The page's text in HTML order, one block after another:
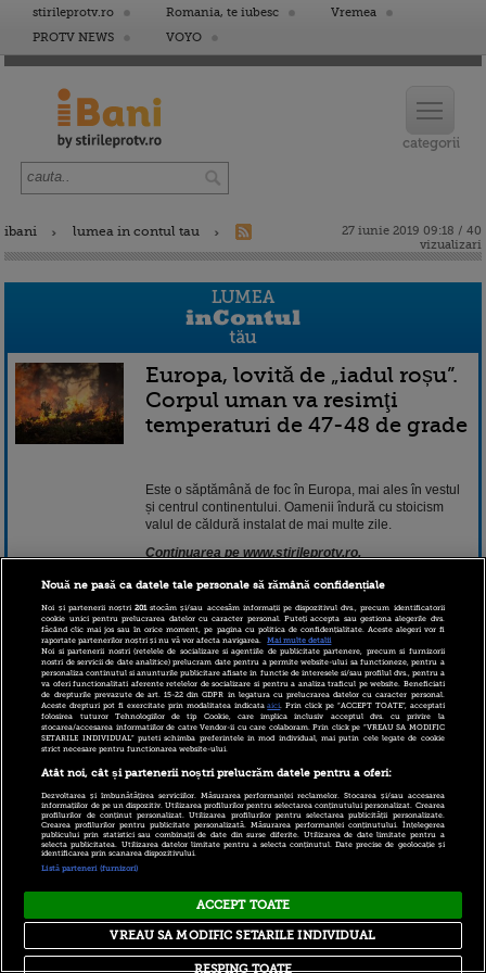
stirileprotv.ro Romania, te iubesc
Vremea
PROTV NEWS
VOYO
ibani lumea in contul tau
27 iunie 2019 09:18 / 40
vizualizari
Europa, lovită de „iadul roșu”.
Corpul uman va resimţi
temperaturi de 47-48 de grade
Este o săptămână de foc în Europa, mai ales în vestul
și centrul continentului. Oamenii îndură cu stoicism
valul de căldură instalat de mai multe zile.
Continuarea pe www.stirileprotv.ro.
27 iunie 2019 09:18
Politica Confidentialitate| RSS
Nouă ne pasă ca datele tale personale să rămână confidențiale
Noi și partenerii noștri201stocăm și/sau accesăm informații pe dispozitivul dvs., precum identificatorii
cookie unici pentru prelucrarea datelor cu caracter personal. Puteți accepta sau gestiona alegerile dvs.
făcând clic mai jos sau în orice moment, pe pagina cu politica de confidențialitate. Aceste alegeri vor fi
raportate partenerilor noștri și nu vă vor afecta navigarea.
Mai multe detalii
Noi si partenerii nostri (retelele de socializare si agentiile de publicitate partenere, precum si furnizorii
nostri de servicii de date analitice) prelucram date pentru a permite website-ului sa functioneze, pentru a
personaliza continutul si anunturile publicitare afisate in functie de interesele si/sau profilul dvs., pentru a
va oferi functionalitati aferente retelelor de socializare si pentru a analiza traficul pe website. Beneficiati
de drepturile prevazute de art. 15-22 din GDPR in legatura cu prelucrarea datelor cu caracter personal.
Aceste drepturi pot fi exercitate prin modalitatea indicataaici. Prin click pe “ACCEPT TOATE”, acceptati
folosirea tuturor Tehnologiilor de tip Cookie, care implica inclusiv acceptul dvs. cu privire la
stocarea/accesarea informatiilor de catre Vendor-ii cu care colaboram. Prin click pe “VREAU SA MODIFIC
SETARILE INDIVIDUAL” puteti schimba preferintele in mod individual, mai putin cele legate de cookie
strict necesare pentru functionarea website-ului.
Atât noi, cât și partenerii noștri prelucrăm datele pentru a oferi:
Dezvoltarea și îmbunătățirea serviciilor. Măsurarea performanței reclamelor. Stocarea și/sau accesarea
informațiilor de pe un dispozitiv. Utilizarea profilurilor pentru selectarea conținutului personalizat. Crearea
profilurilor de conținut personalizat. Utilizarea profilurilor pentru selectarea publicității personalizate.
Crearea profilurilor pentru publicitate personalizată. Măsurarea performanței conținutului. Înțelegerea
publicului prin statistici sau combinații de date din surse diferite. Utilizarea de date limitate pentru a
selecta publicitatea. Utilizarea datelor limitate pentru a selecta conținutul. Date precise de geolocație și
identificarea prin scanarea dispozitivului.
Listă parteneri (furnizori)
ACCEPT TOATE
RESPING TOATE
VREAU SA MODIFIC SETARILE INDIVIDUAL